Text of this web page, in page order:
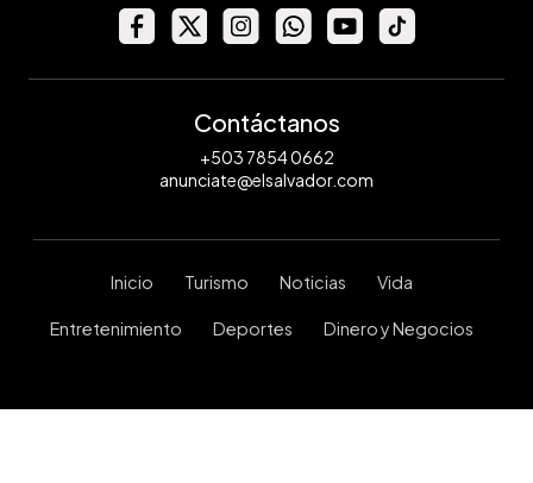
Contáctanos
+503 7854 0662
anunciate@elsalvador.com
Inicio Turismo Noticias Vida
Entretenimiento Deportes Dinero y Negocios